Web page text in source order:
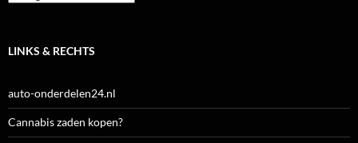
LINKS & RECHTS
auto-onderdelen24.nl
Cannabis zaden kopen?